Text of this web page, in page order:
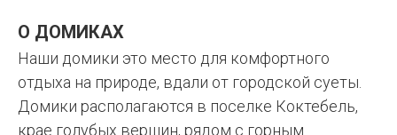
О ДОМИКАХ
Наши домики это место для комфортного
отдыха на природе, вдали от городской суеты.
Домики располагаются в поселке Коктебель,
крае голубых вершин, рядом с горным